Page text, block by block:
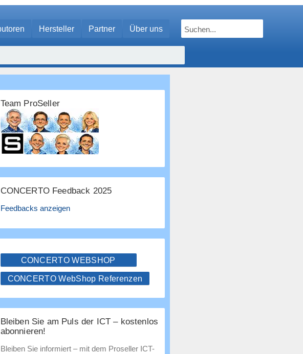
Hersteller Partner Über uns
Team ProSeller
CONCERTO Feedback 2025
Feedbacks anzeigen
CONCERTO WEBSHOP
CONCERTO WebShop Referenzen
Bleiben Sie am Puls der ICT – kostenlos
abonnieren!
Bleiben Sie informiert – mit dem Proseller ICT-